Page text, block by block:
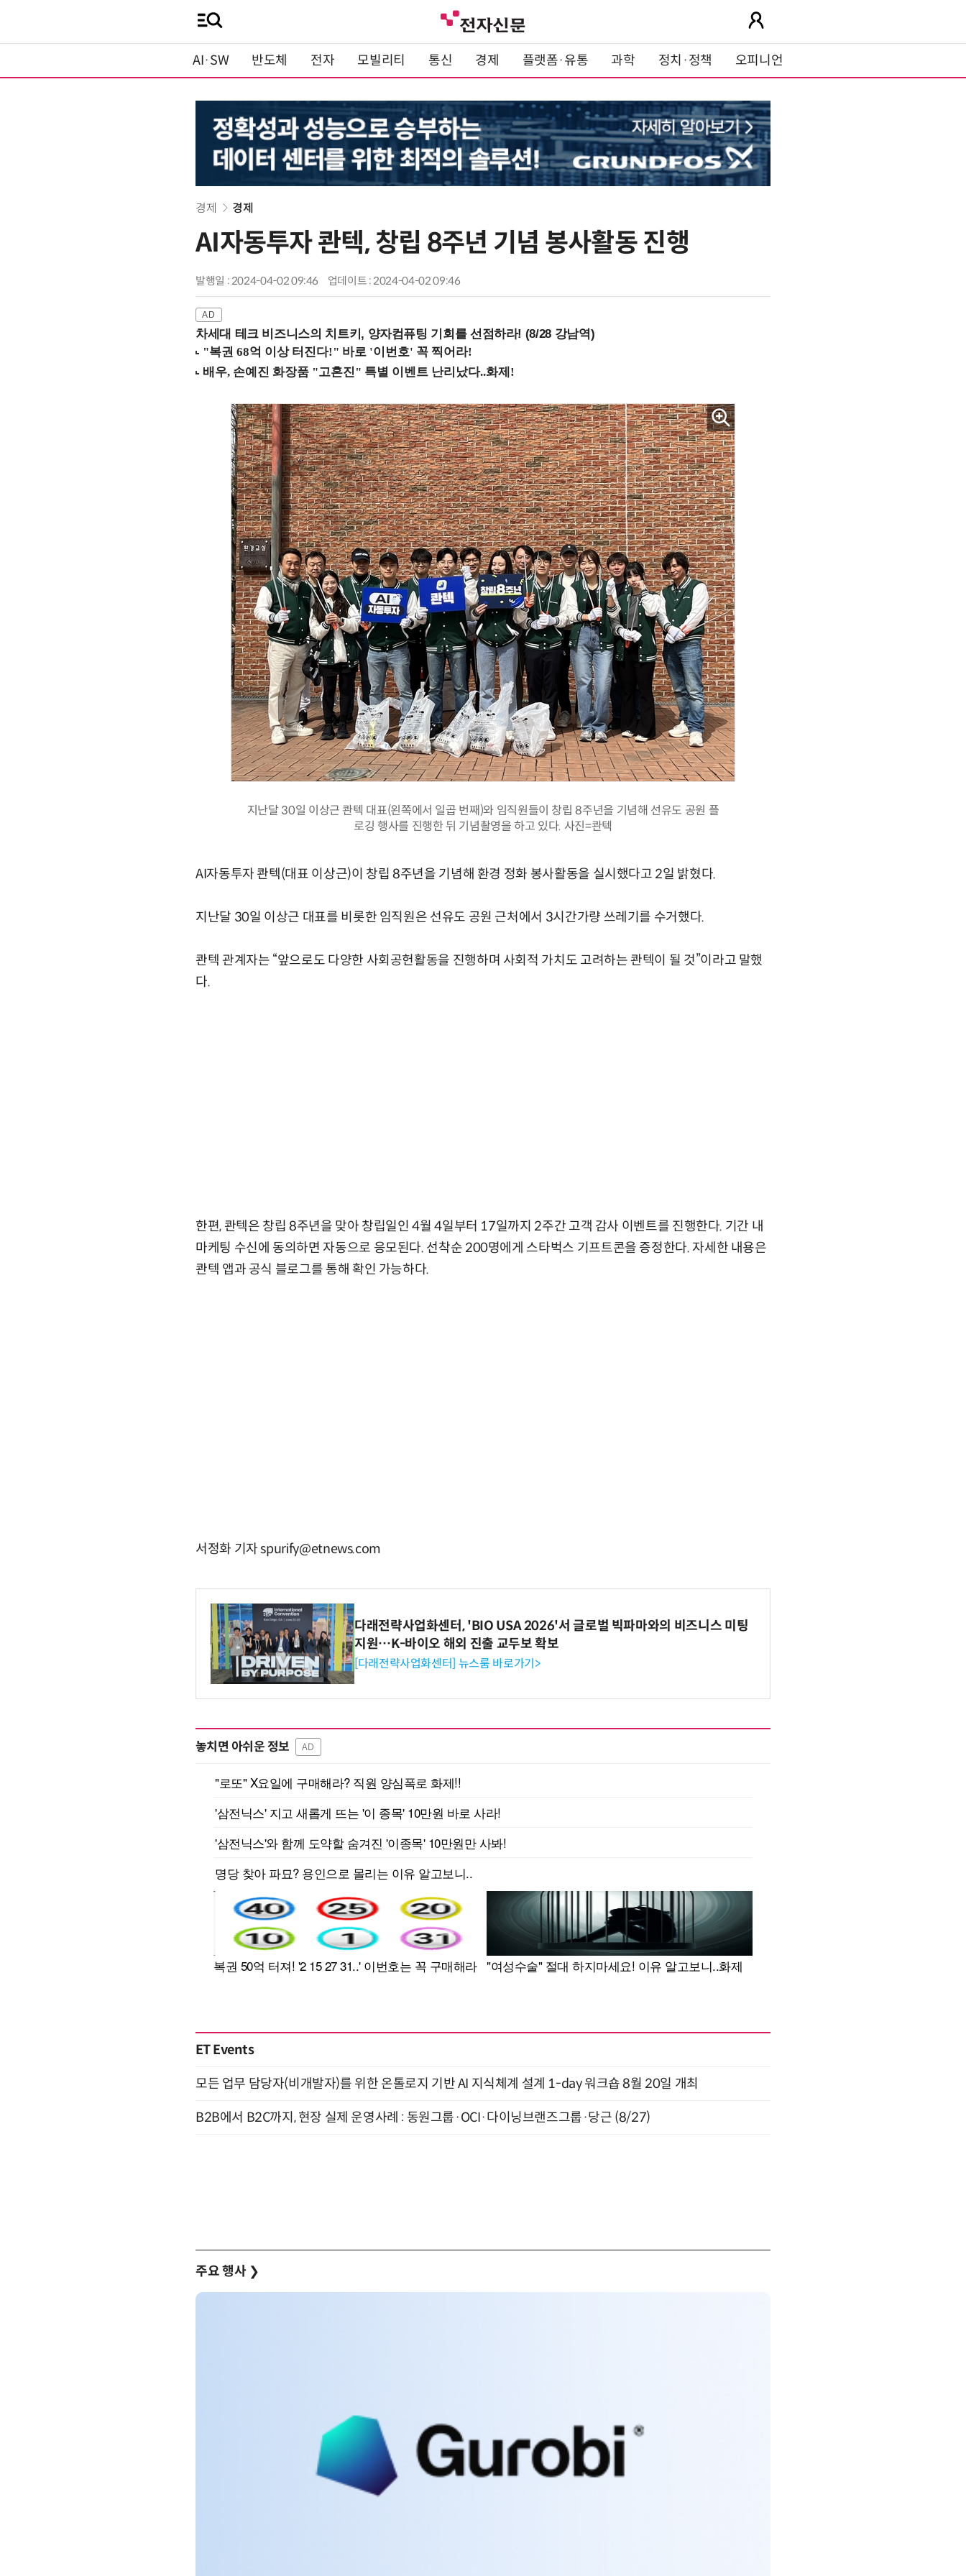
AI·SW 반도체 전자 모빌리티 통신 경제 플랫폼·유통 과학 정치·정책 오피니언
경제 경제
AI자동투자 콴텍, 창립 8주년 기념 봉사활동 진행
발행일 : 2024-04-02 09:46 업데이트 : 2024-04-02 09:46
차세대 테크 비즈니스의 치트키, 양자컴퓨팅 기회를 선점하라! (8/28 강남역)
지난달 30일 이상근 콴텍 대표(왼쪽에서 일곱 번째)와 임직원들이 창립 8주년을 기념해 선유도 공원 플
로깅 행사를 진행한 뒤 기념촬영을 하고 있다. 사진=콴텍
AI자동투자 콴텍(대표 이상근)이 창립 8주년을 기념해 환경 정화 봉사활동을 실시했다고 2일 밝혔다.
지난달 30일 이상근 대표를 비롯한 임직원은 선유도 공원 근처에서 3시간가량 쓰레기를 수거했다.
콴텍 관계자는 “앞으로도 다양한 사회공헌활동을 진행하며 사회적 가치도 고려하는 콴텍이 될 것”이라고 말했
다.
한편, 콴텍은 창립 8주년을 맞아 창립일인 4월 4일부터 17일까지 2주간 고객 감사 이벤트를 진행한다. 기간 내
마케팅 수신에 동의하면 자동으로 응모된다. 선착순 200명에게 스타벅스 기프트콘을 증정한다. 자세한 내용은
콴텍 앱과 공식 블로그를 통해 확인 가능하다.
서정화 기자 spurify@etnews.com
다래전략사업화센터, 'BIO USA 2026'서 글로벌 빅파마와의 비즈니스 미팅
지원…K-바이오 해외 진출 교두보 확보
[다래전략사업화센터] 뉴스룸 바로가기>
놓치면 아쉬운 정보 AD
ET Events
모든 업무 담당자(비개발자)를 위한 온톨로지 기반 AI 지식체계 설계 1-day 워크숍 8월 20일 개최
B2B에서 B2C까지, 현장 실제 운영사례 : 동원그룹·OCI·다이닝브랜즈그룹·당근 (8/27)
주요 행사 ❯